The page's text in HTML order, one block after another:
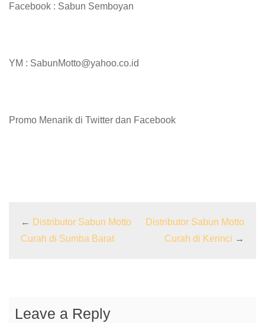
Facebook : Sabun Semboyan
YM : SabunMotto@yahoo.co.id
Promo Menarik di Twitter dan Facebook
← Distributor Sabun Motto
Curah di Sumba Barat
Distributor Sabun Motto
Curah di Kerinci →
Leave a Reply